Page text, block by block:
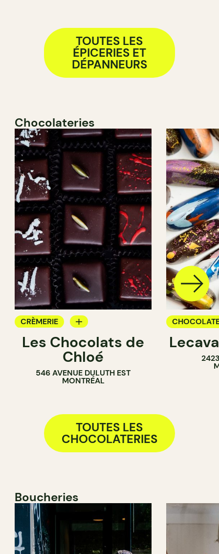
TOUTES LES
ÉPICERIES ET
DÉPANNEURS
Chocolateries
CRÈMERIE
CHOCOLATERIE
Les Chocolats de
Chloé
546 AVENUE DULUTH EST
MONTRÉAL
TOUTES LES
CHOCOLATERIES
Boucheries